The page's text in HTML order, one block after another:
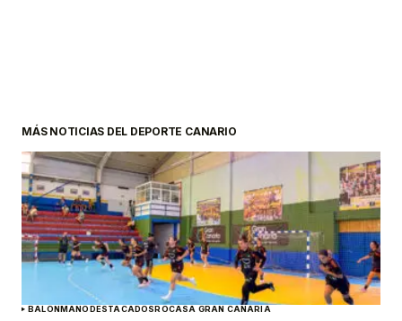
MÁS NOTICIAS DEL DEPORTE CANARIO
BALONMANODESTACADOSROCASA GRAN CANARIA